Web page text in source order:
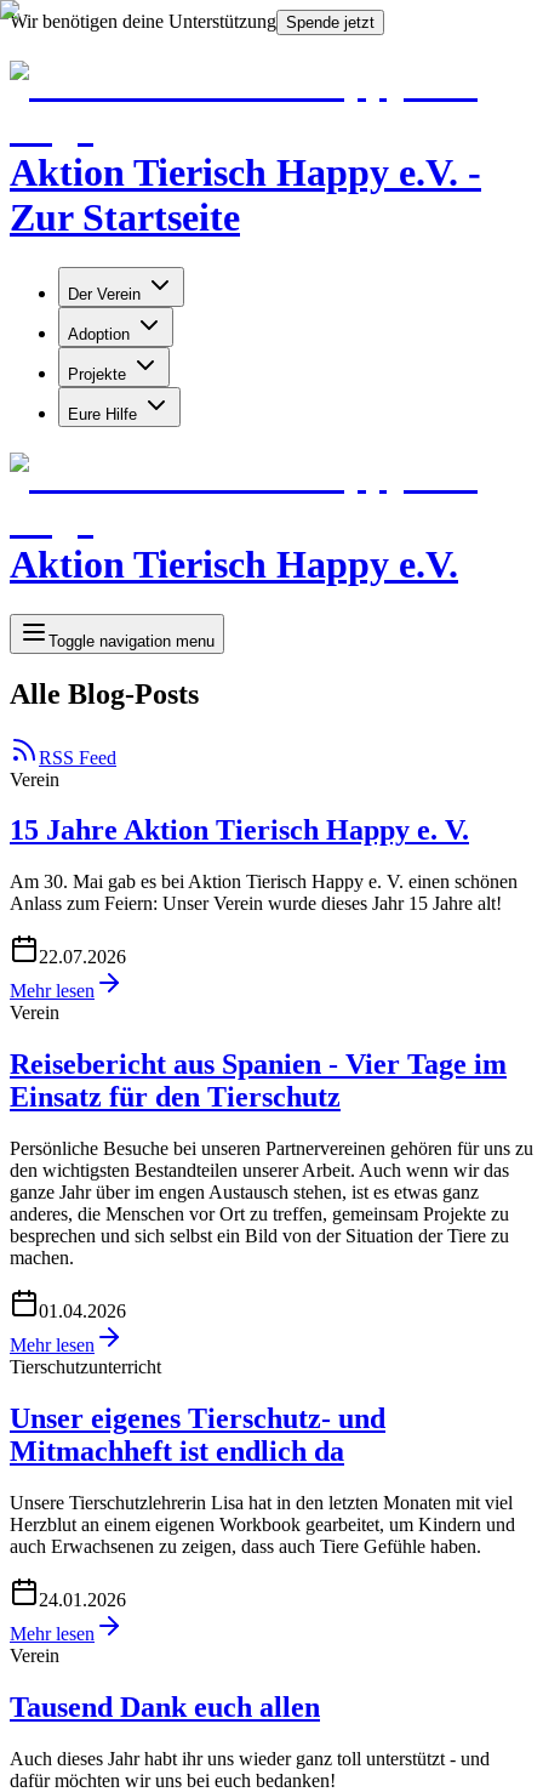
Wir benötigen deine Unterstützung Spende jetzt
Aktion Tierisch Happy e.V. -
Zur Startseite
Der Verein
Adoption
Projekte
Eure Hilfe
Aktion Tierisch Happy e.V.
Toggle navigation menu
Alle Blog-Posts
RSS Feed
Verein
15 Jahre Aktion Tierisch Happy e. V.
Am 30. Mai gab es bei Aktion Tierisch Happy e. V. einen schönen
Anlass zum Feiern: Unser Verein wurde dieses Jahr 15 Jahre alt!
22.07.2026
Mehr lesen
Verein
Reisebericht aus Spanien - Vier Tage im
Einsatz für den Tierschutz
Persönliche Besuche bei unseren Partnervereinen gehören für uns zu
den wichtigsten Bestandteilen unserer Arbeit. Auch wenn wir das
ganze Jahr über im engen Austausch stehen, ist es etwas ganz
anderes, die Menschen vor Ort zu treffen, gemeinsam Projekte zu
besprechen und sich selbst ein Bild von der Situation der Tiere zu
machen.
01.04.2026
Mehr lesen
Tierschutzunterricht
Unser eigenes Tierschutz- und
Mitmachheft ist endlich da
Unsere Tierschutzlehrerin Lisa hat in den letzten Monaten mit viel
Herzblut an einem eigenen Workbook gearbeitet, um Kindern und
auch Erwachsenen zu zeigen, dass auch Tiere Gefühle haben.
24.01.2026
Mehr lesen
Verein
Tausend Dank euch allen
Auch dieses Jahr habt ihr uns wieder ganz toll unterstützt - und
dafür möchten wir uns bei euch bedanken!